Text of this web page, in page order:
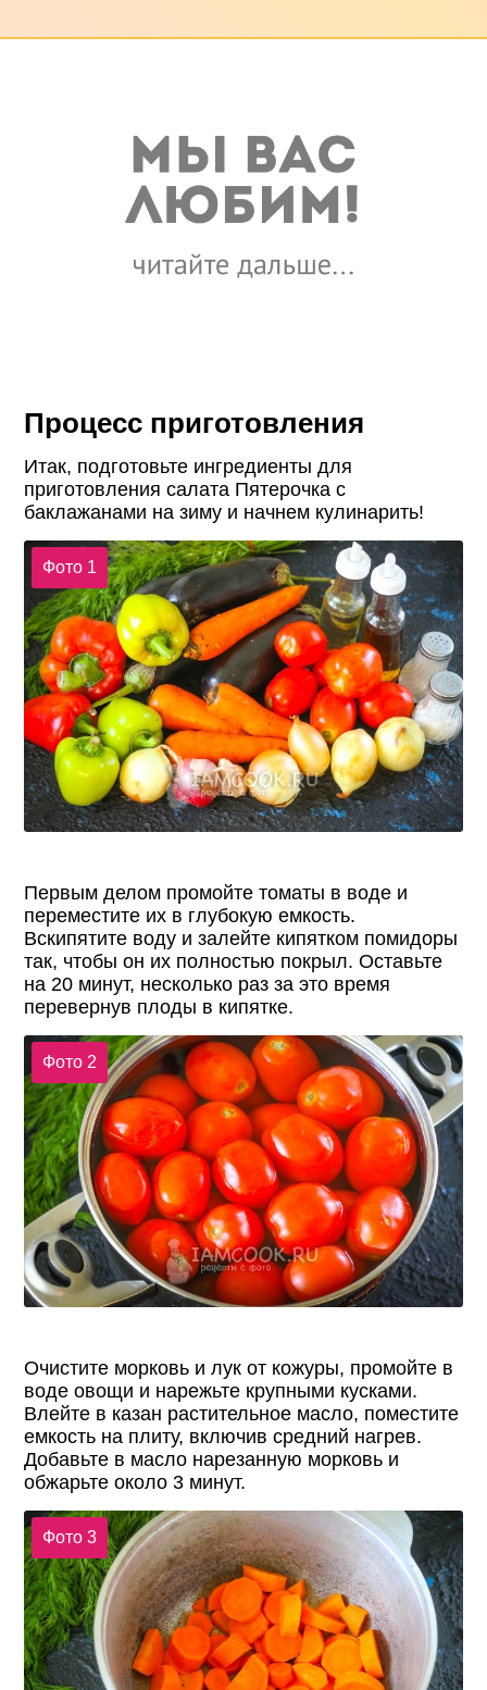
Процесс приготовления
Итак, подготовьте ингредиенты для
приготовления салата Пятерочка с
баклажанами на зиму и начнем кулинарить!
Фото 1
Первым делом промойте томаты в воде и
переместите их в глубокую емкость.
Вскипятите воду и залейте кипятком помидоры
так, чтобы он их полностью покрыл. Оставьте
на 20 минут, несколько раз за это время
перевернув плоды в кипятке.
Фото 2
Очистите морковь и лук от кожуры, промойте в
воде овощи и нарежьте крупными кусками.
Влейте в казан растительное масло, поместите
емкость на плиту, включив средний нагрев.
Добавьте в масло нарезанную морковь и
обжарьте около 3 минут.
Фото 3